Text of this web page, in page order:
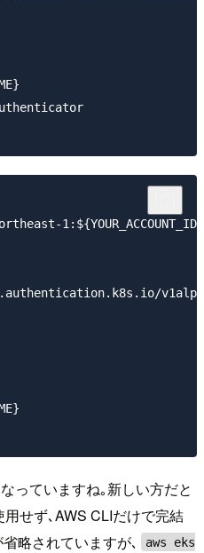
っていますね｡新しい方だと
用せず､AWS CLIだけで完結
略されていますが､
aws eks